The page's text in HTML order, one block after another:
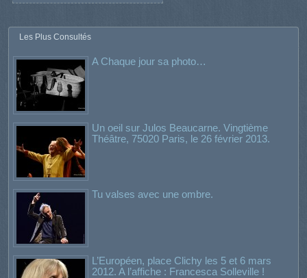
Les Plus Consultés
A Chaque jour sa photo…
Un oeil sur Julos Beaucarne. Vingtième
Théâtre, 75020 Paris, le 26 février 2013.
Tu valses avec une ombre.
L’Européen, place Clichy les 5 et 6 mars
2012. A l’affiche : Francesca Solleville !